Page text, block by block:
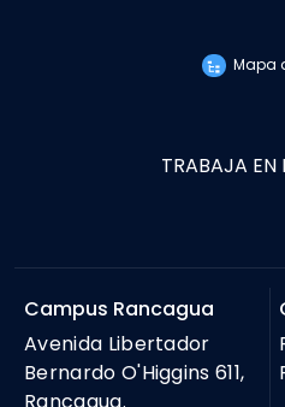
Mapa
TRABAJA EN
Campus Rancagua
Avenida Libertador
Bernardo O'Higgins 611,